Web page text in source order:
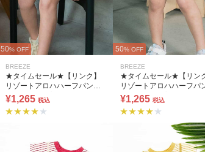
50% OFF
BREEZE
★タイムセール★【リンク】
リゾートアロハハーフパンツ
¥1,265 税込
50% OFF
BREEZE
★タイムセール★【リンク
リゾートアロハハーフパ
¥1,265 税込